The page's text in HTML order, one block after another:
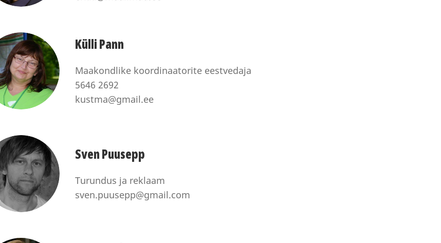
Külli Pann
Maakondlike koordinaatorite eestvedaja
5646 2692
kustma@gmail.ee
Sven Puusepp
Turundus ja reklaam
sven.puusepp@gmail.com